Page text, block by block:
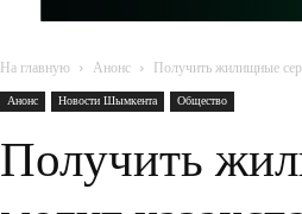
На главную Анонс Получить жилищные
Анонс Новости Шымкента Общество
Получить